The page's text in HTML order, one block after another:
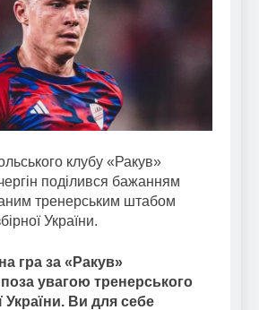
клубу «Ракув»
поділився бажанням
тренерським штабом
України.
гра за «Ракув»
увагою тренерського
України. Ви для себе